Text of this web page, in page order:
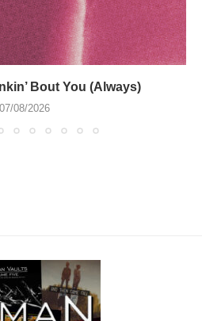
Bout You (Always)
07/08/2026